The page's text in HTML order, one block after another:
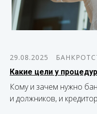
29.08.2025
Какие цели у
Кому и зачем нужно
и должников, и